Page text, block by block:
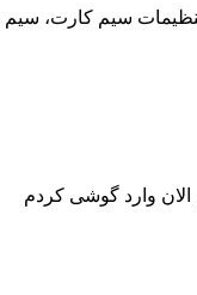
سیم کارت، سیم
وارد گوشی کردم